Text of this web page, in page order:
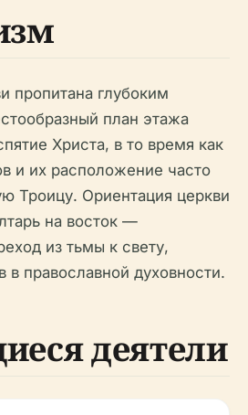
пропитана глубоким
план этажа
Христа, в то время как
и их расположение часто
Троицу. Ориентация церкви
на восток —
из тьмы к свету,
в православной духовности.
деятели